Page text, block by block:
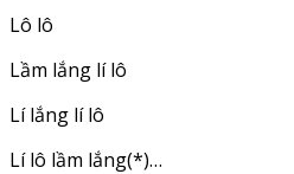
Lô lô
Lầm lắng lí lô
Lí lắng lí lô
Lí lô lầm lắng(*)…